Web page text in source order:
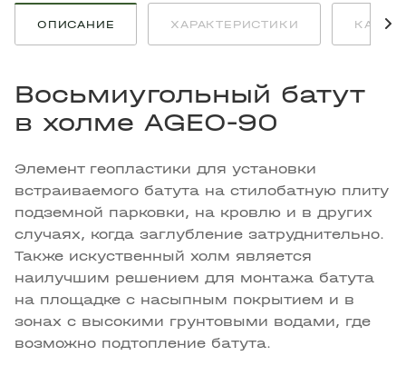
ОПИСАНИЕ ХАРАКТЕРИСТИКИ КАК
Восьмиугольный батут
в холме AGEO-90
Элемент геопластики для установки
встраиваемого батута на стилобатную плиту
подземной парковки, на кровлю и в других
случаях, когда заглубление затруднительно.
Также искуственный холм является
наилучшим решением для монтажа батута
на площадке с насыпным покрытием и в
зонах с высокими грунтовыми водами, где
возможно подтопление батута.